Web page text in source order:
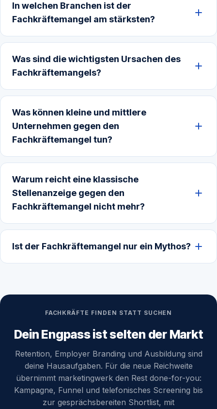
In welchen Branchen ist der
Fachkräftemangel am stärksten?
Was sind die wichtigsten Ursachen des
Fachkräftemangels?
Was können kleine und mittlere
Unternehmen gegen den
Fachkräftemangel tun?
Warum reicht eine klassische
Stellenanzeige gegen den
Fachkräftemangel nicht mehr?
Ist der Fachkräftemangel nur ein Mythos?
FACHKRÄFTE FINDEN STATT SUCHEN
Dein Engpass ist selten der Markt
Retention, Employer Branding und Ausbildung sind
deine Hausaufgaben. Für die neue Reichweite
übernimmt marketingwerk den Rest done-for-you:
Kampagne, Funnel und telefonisches Screening bis
zur gesprächsbereiten Shortlist, mit